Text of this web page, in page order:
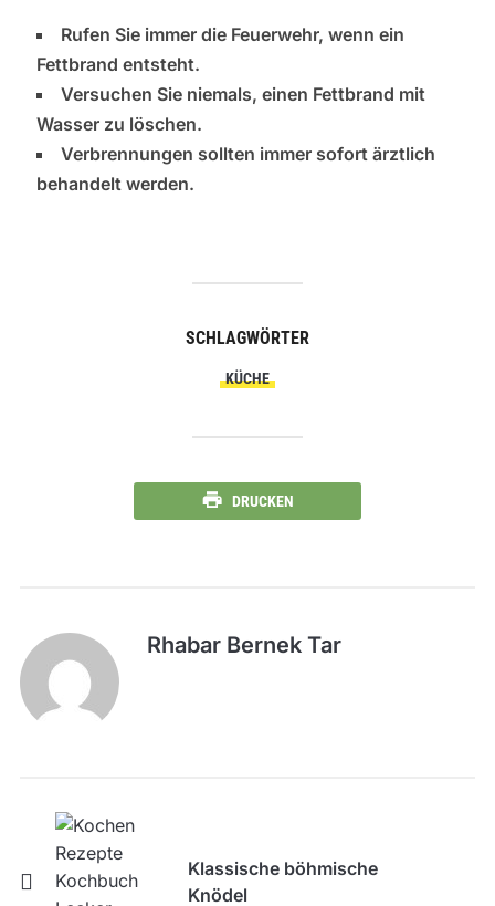
Rufen Sie immer die Feuerwehr, wenn ein
Fettbrand entsteht.
Versuchen Sie niemals, einen Fettbrand mit
Wasser zu löschen.
Verbrennungen sollten immer sofort ärztlich
behandelt werden.
SCHLAGWÖRTER
KÜCHE
DRUCKEN
Rhabar Bernek Tar
Klassische böhmische
Knödel